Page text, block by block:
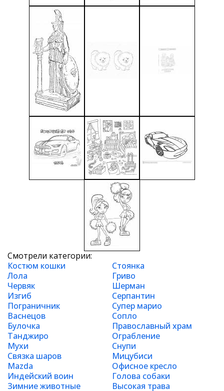
Смотрели категории:
Костюм кошки
Стоянка
Лола
Гриво
Червяк
Шерман
Изгиб
Серпантин
Пограничник
Супер марио
Васнецов
Сопло
Булочка
Православный храм
Танджиро
Ограбление
Мухи
Снупи
Связка шаров
Мицубиси
Mazda
Офисное кресло
Индейский воин
Голова собаки
Зимние животные
Высокая трава